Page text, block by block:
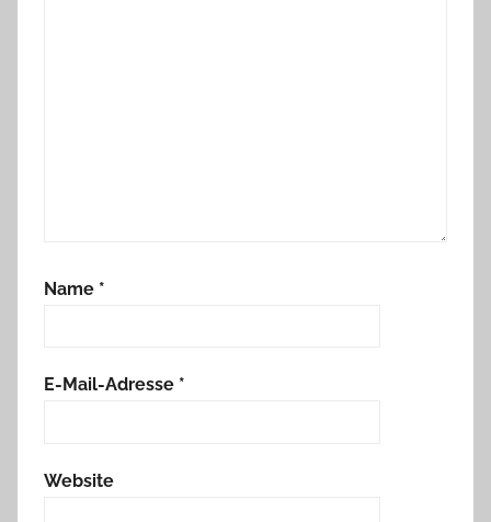
Name *
E-Mail-Adresse *
Website